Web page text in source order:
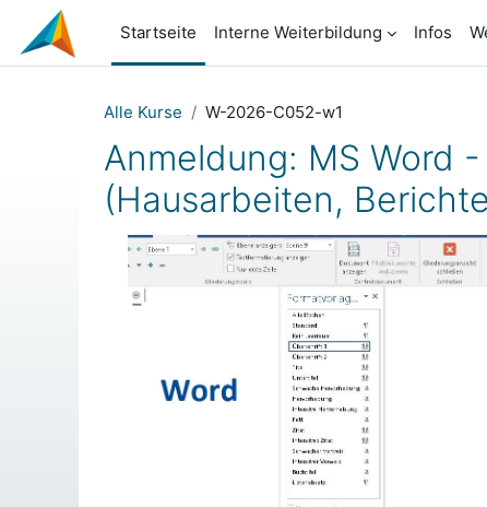
Zum Hauptinhalt
Startseite
Interne Weiterbildung Infos
Alle Kurse W-2026-C052-w1
Anmeldung: MS Word
(Hausarbeiten,